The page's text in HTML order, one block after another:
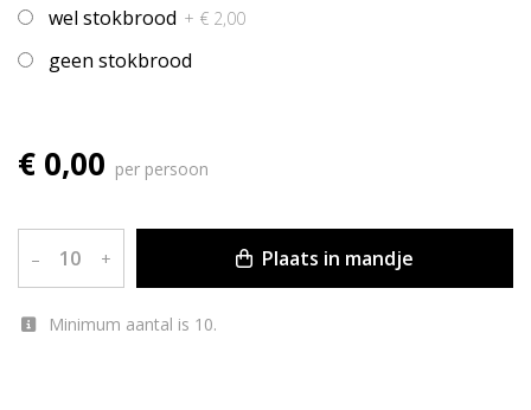
wel stokbrood + € 2,00
geen stokbrood
€ 0,00 per persoon
– + Plaats in mandje
Minimum aantal is 10.